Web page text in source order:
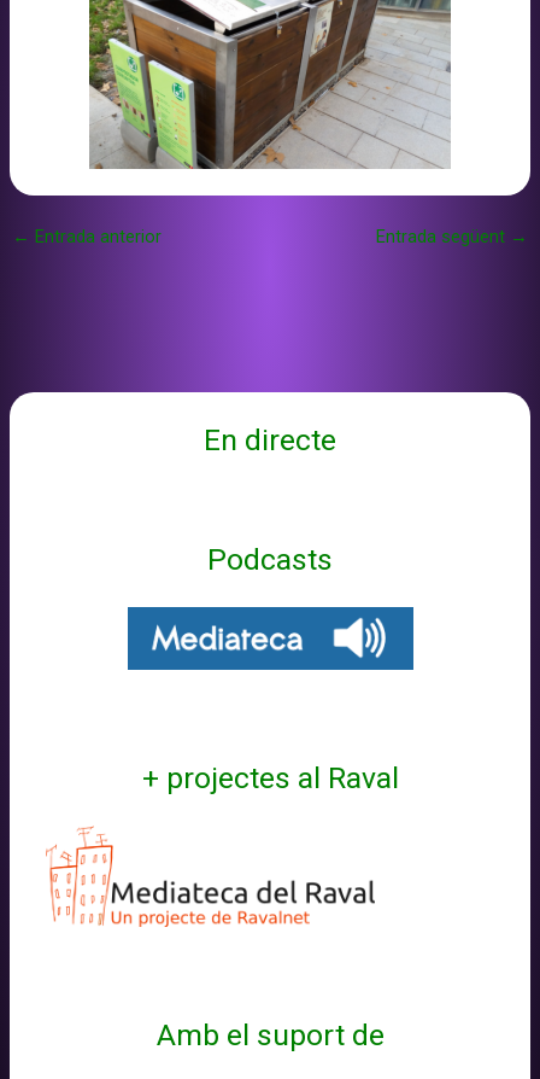
← Entrada anterior Entrada següent →
En directe
Podcasts
+ projectes al Raval
Amb el suport de